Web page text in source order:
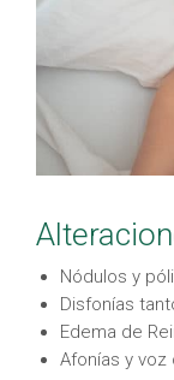
Nódulos y
Disfonías
Edema de
Afonías y voz